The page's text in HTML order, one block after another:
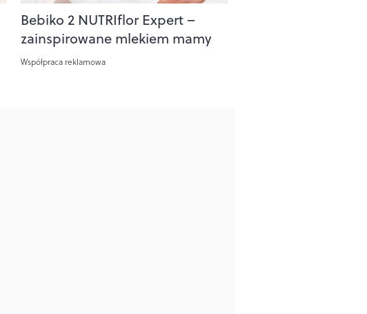
Bebiko 2 NUTRIflor Expert –
zainspirowane mlekiem mamy
Współpraca reklamowa